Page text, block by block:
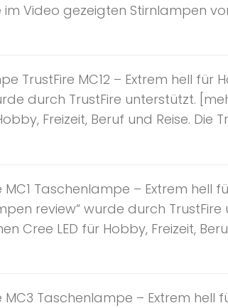
Video gezeigten Stirnlampen von
TrustFire MC12 – Extrem hell für
durch TrustFire unterstützt.
Freizeit, Beruf und Reise. Die
Taschenlampe – Extrem hell
review“ wurde durch
Cree LED für Hobby, Freizeit,
MC3 Taschenlampe – Extrem hell